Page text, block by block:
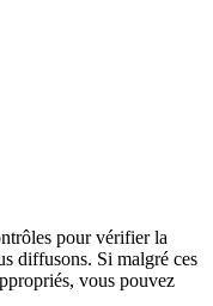
pour vérifier la
diffusons. Si malgré ces
vous pouvez